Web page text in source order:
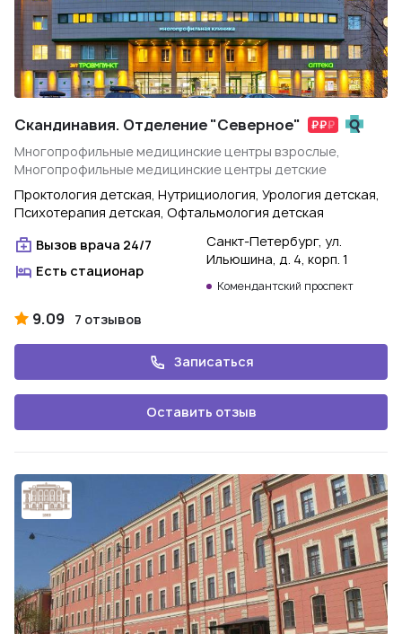
Скандинавия. Отделение "Северное"
Многопрофильные медицинские центры взрослые,
Многопрофильные медицинские центры детские
Проктология детская, Нутрициология, Урология детская,
Психотерапия детская, Офтальмология детская
Вызов врача 24/7
Есть стационар
Санкт-Петербург, ул.
Ильюшина, д. 4, корп. 1
Комендантский проспект
9.09 7 отзывов
Записаться
Оставить отзыв